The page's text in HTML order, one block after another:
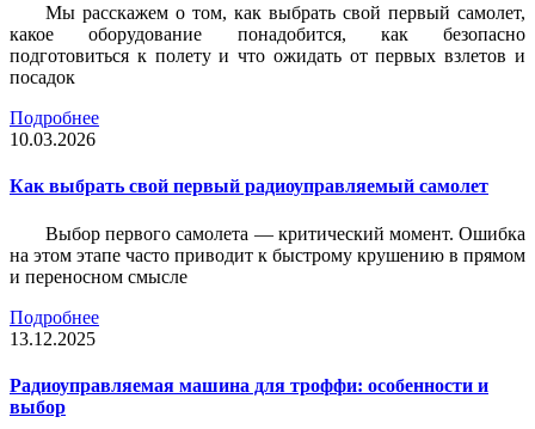
Мы расскажем о том, как выбрать свой первый самолет,
какое оборудование понадобится, как безопасно
подготовиться к полету и что ожидать от первых взлетов и
посадок
Подробнее
10.03.2026
Как выбрать свой первый радиоуправляемый самолет
Выбор первого самолета — критический момент. Ошибка
на этом этапе часто приводит к быстрому крушению в прямом
и переносном смысле
Подробнее
13.12.2025
Радиоуправляемая машина для троффи: особенности и
выбор